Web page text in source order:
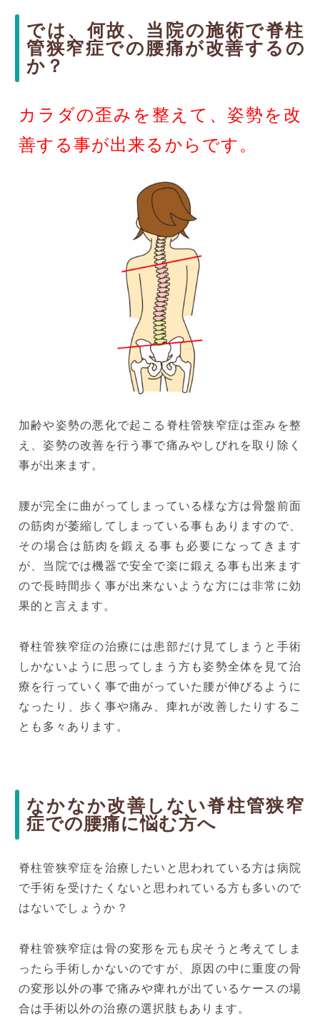
では、何故、当院の施術で脊柱
管狭窄症での腰痛が改善するの
か？
カラダの歪みを整えて、姿勢を改
善する事が出来るからです。
加齢や姿勢の悪化で起こる脊柱管狭窄症は歪みを整
え、姿勢の改善を行う事で痛みやしびれを取り除く
事が出来ます。
腰が完全に曲がってしまっている様な方は骨盤前面
の筋肉が萎縮してしまっている事もありますので、
その場合は筋肉を鍛える事も必要になってきます
が、当院では機器で安全で楽に鍛える事も出来ます
ので長時間歩く事が出来ないような方には非常に効
果的と言えます。
脊柱管狭窄症の治療には患部だけ見てしまうと手術
しかないように思ってしまう方も姿勢全体を見て治
療を行っていく事で曲がっていた腰が伸びるように
なったり、歩く事や痛み、痺れが改善したりするこ
とも多々あります。
なかなか改善しない脊柱管狭窄
症での腰痛に悩む方へ
脊柱管狭窄症を治療したいと思われている方は病院
で手術を受けたくないと思われている方も多いので
はないでしょうか？
脊柱管狭窄症は骨の変形を元も戻そうと考えてしま
ったら手術しかないのですが、原因の中に重度の骨
の変形以外の事で痛みや痺れが出ているケースの場
合は手術以外の治療の選択肢もあります。